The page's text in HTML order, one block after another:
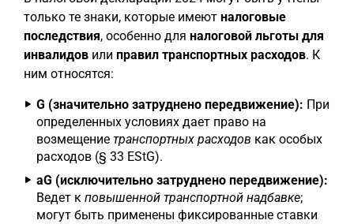
только те знаки, которые имеют налоговые
последствия, особенно для налоговой льготы для
инвалидов или правил транспортных расходов. К
ним относятся:
G (значительно затруднено передвижение): При
определенных условиях дает право на
возмещение транспортных расходов как особых
расходов (§ 33 EStG).
aG (исключительно затруднено передвижение):
Ведет к повышенной транспортной надбавке;
могут быть применены фиксированные ставки